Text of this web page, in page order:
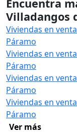
Encuentra
Villadangos
Viviendas en
Páramo
Viviendas en
Páramo
Viviendas en
Páramo
Viviendas en
Páramo
Ver más